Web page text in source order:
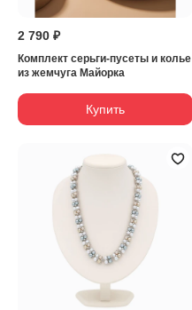
2 790 ₽
Комплект серьги-пусеты и колье
из жемчуга Майорка
Купить